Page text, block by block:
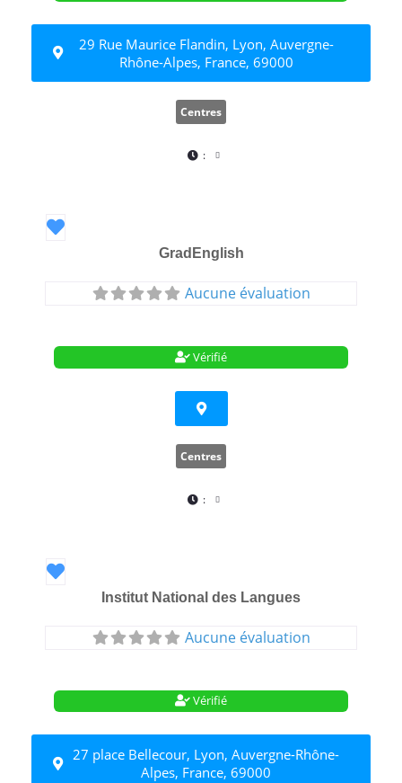
29 Rue Maurice Flandin, Lyon, Auvergne-
Rhône-Alpes, France, 69000
Centres
:
Favori
GradEnglish
Aucune évaluation
Vérifié
Centres
:
Favori
Institut National des Langues
Aucune évaluation
Vérifié
27 place Bellecour, Lyon, Auvergne-Rhône-
Alpes, France, 69000